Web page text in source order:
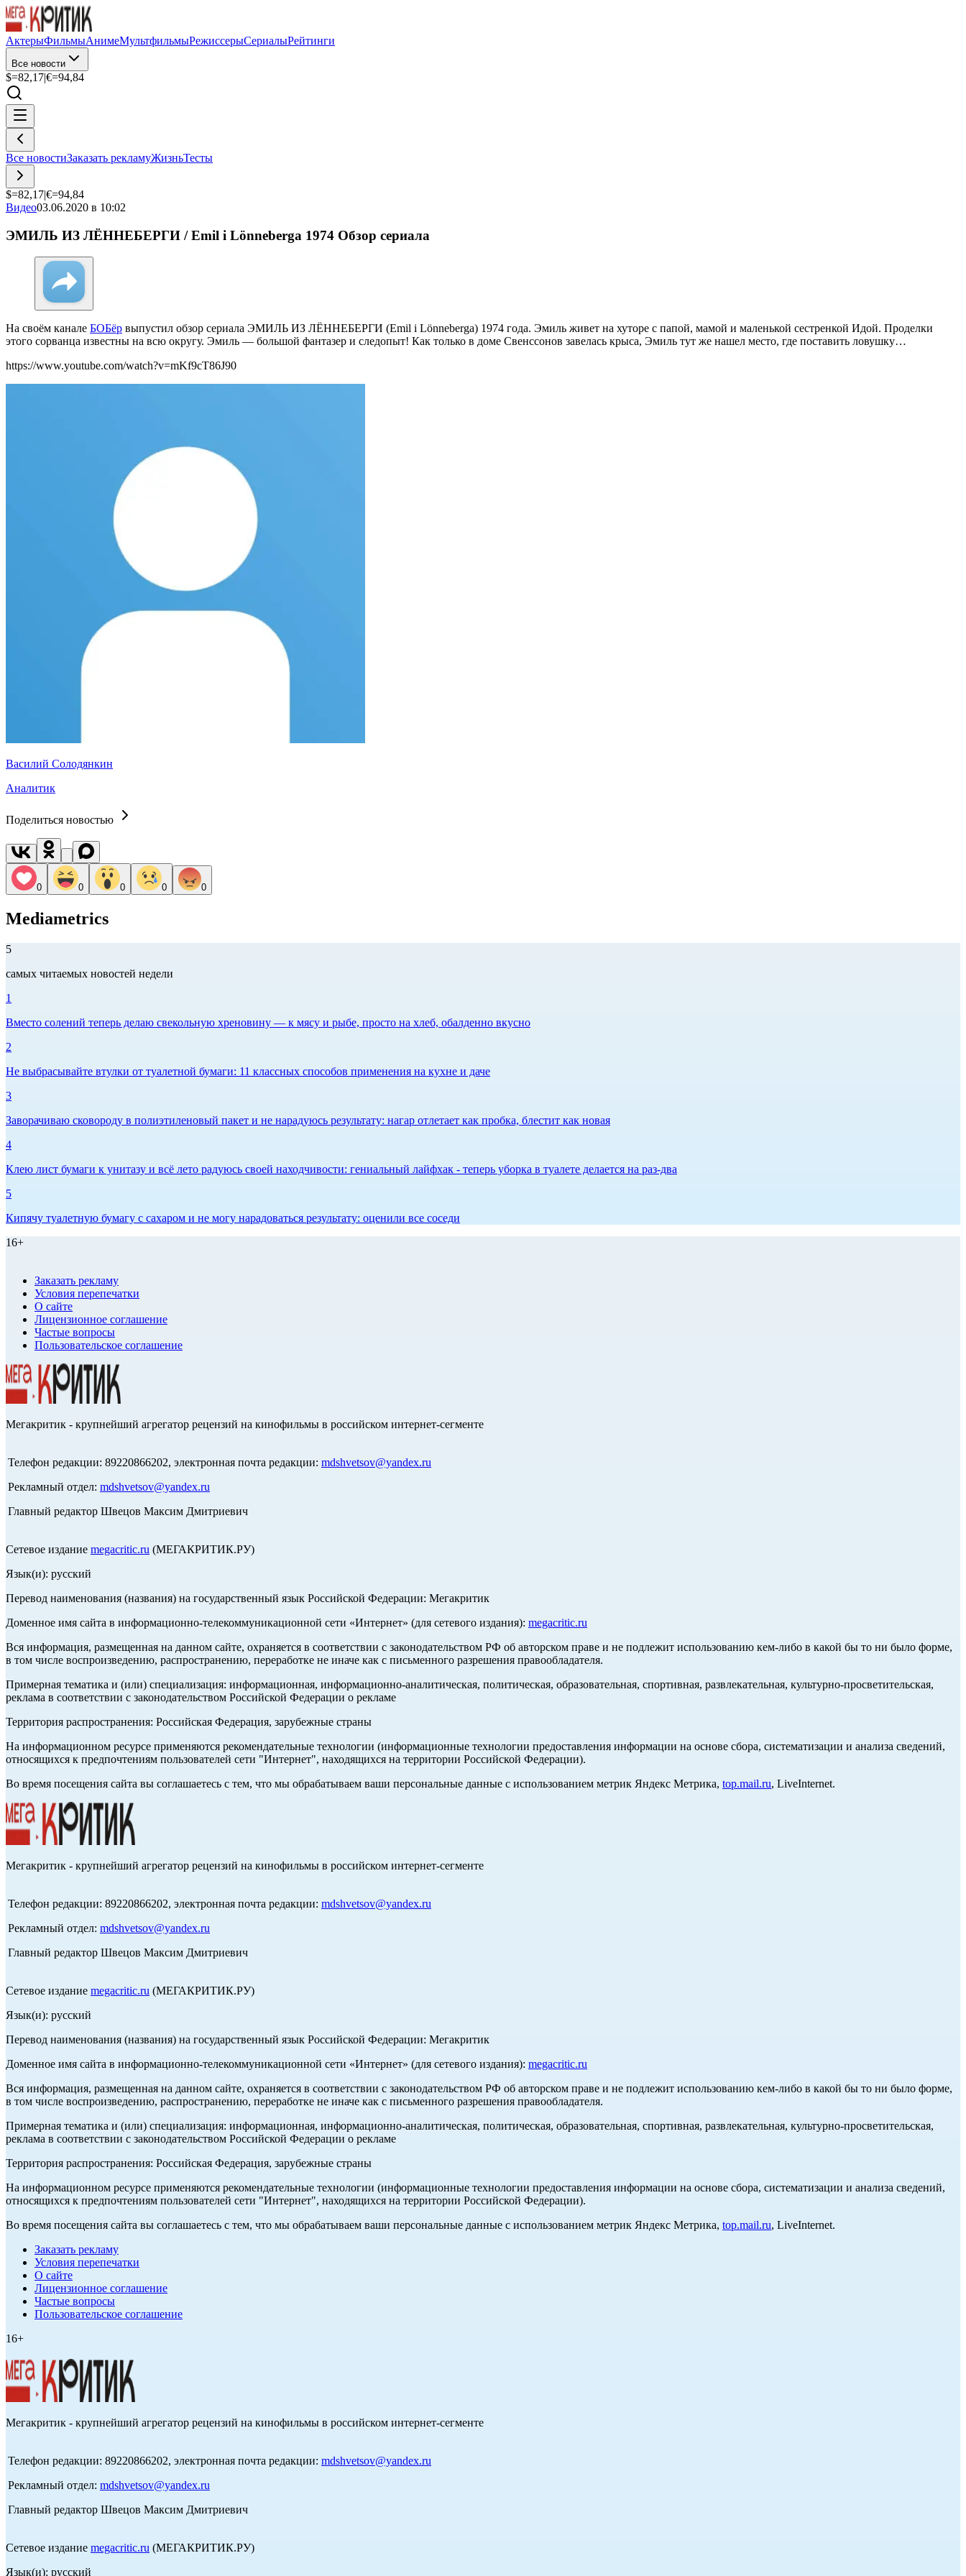
АктерыФильмыАнимеМультфильмыРежиссерыСериалыРейтинги
Все новости
$=82,17|€=94,84
Все новостиЗаказать рекламуЖизньТесты
$=82,17|€=94,84
Видео03.06.2020 в 10:02
ЭМИЛЬ ИЗ ЛЁННЕБЕРГИ / Emil i Lönneberga 1974 Обзор сериала
На своём канале БОБёр выпустил обзор сериала ЭМИЛЬ ИЗ ЛЁННЕБЕРГИ (Emil i Lönneberga) 1974 года. Эмиль живет на хуторе с папой, мамой и маленькой сестренкой Идой. Проделки
этого сорванца известны на всю округу. Эмиль — большой фантазер и следопыт! Как только в доме Свенссонов завелась крыса, Эмиль тут же нашел место, где поставить ловушку…
https://www.youtube.com/watch?v=mKf9cT86J90
Василий Солодянкин
Аналитик
Поделиться новостью
0 0 0 0 0
Mediametrics
5
самых читаемых новостей недели
1
Вместо солений теперь делаю свекольную хреновину — к мясу и рыбе, просто на хлеб, обалденно вкусно
2
Не выбрасывайте втулки от туалетной бумаги: 11 классных способов применения на кухне и даче
3
Заворачиваю сковороду в полиэтиленовый пакет и не нарадуюсь результату: нагар отлетает как пробка, блестит как новая
4
Клею лист бумаги к унитазу и всё лето радуюсь своей находчивости: гениальный лайфхак - теперь уборка в туалете делается на раз-два
5
Кипячу туалетную бумагу с сахаром и не могу нарадоваться результату: оценили все соседи
16+
Заказать рекламу
Условия перепечатки
О сайте
Лицензионное соглашение
Частые вопросы
Пользовательское соглашение
Мегакритик - крупнейший агрегатор рецензий на кинофильмы в российском интернет-сегменте
Телефон редакции: 89220866202, электронная почта редакции: mdshvetsov@yandex.ru
Рекламный отдел: mdshvetsov@yandex.ru
Главный редактор Швецов Максим Дмитриевич
Сетевое издание megacritic.ru (МЕГАКРИТИК.РУ)
Язык(и): русский
Перевод наименования (названия) на государственный язык Российской Федерации: Мегакритик
Доменное имя сайта в информационно-телекоммуникационной сети «Интернет» (для сетевого издания): megacritic.ru
Вся информация, размещенная на данном сайте, охраняется в соответствии с законодательством РФ об авторском праве и не подлежит использованию кем-либо в какой бы то ни было форме,
в том числе воспроизведению, распространению, переработке не иначе как с письменного разрешения правообладателя.
Примерная тематика и (или) специализация: информационная, информационно-аналитическая, политическая, образовательная, спортивная, развлекательная, культурно-просветительская,
реклама в соответствии с законодательством Российской Федерации о рекламе
Территория распространения: Российская Федерация, зарубежные страны
На информационном ресурсе применяются рекомендательные технологии (информационные технологии предоставления информации на основе сбора, систематизации и анализа сведений,
относящихся к предпочтениям пользователей сети "Интернет", находящихся на территории Российской Федерации).
Во время посещения сайта вы соглашаетесь с тем, что мы обрабатываем ваши персональные данные с использованием метрик Яндекс Метрика, top.mail.ru, LiveInternet.
Мегакритик - крупнейший агрегатор рецензий на кинофильмы в российском интернет-сегменте
Телефон редакции: 89220866202, электронная почта редакции: mdshvetsov@yandex.ru
Рекламный отдел: mdshvetsov@yandex.ru
Главный редактор Швецов Максим Дмитриевич
Сетевое издание megacritic.ru (МЕГАКРИТИК.РУ)
Язык(и): русский
Перевод наименования (названия) на государственный язык Российской Федерации: Мегакритик
Доменное имя сайта в информационно-телекоммуникационной сети «Интернет» (для сетевого издания): megacritic.ru
Вся информация, размещенная на данном сайте, охраняется в соответствии с законодательством РФ об авторском праве и не подлежит использованию кем-либо в какой бы то ни было форме,
в том числе воспроизведению, распространению, переработке не иначе как с письменного разрешения правообладателя.
Примерная тематика и (или) специализация: информационная, информационно-аналитическая, политическая, образовательная, спортивная, развлекательная, культурно-просветительская,
реклама в соответствии с законодательством Российской Федерации о рекламе
Территория распространения: Российская Федерация, зарубежные страны
На информационном ресурсе применяются рекомендательные технологии (информационные технологии предоставления информации на основе сбора, систематизации и анализа сведений,
относящихся к предпочтениям пользователей сети "Интернет", находящихся на территории Российской Федерации).
Во время посещения сайта вы соглашаетесь с тем, что мы обрабатываем ваши персональные данные с использованием метрик Яндекс Метрика, top.mail.ru, LiveInternet.
Заказать рекламу
Условия перепечатки
О сайте
Лицензионное соглашение
Частые вопросы
Пользовательское соглашение
16+
Мегакритик - крупнейший агрегатор рецензий на кинофильмы в российском интернет-сегменте
Телефон редакции: 89220866202, электронная почта редакции: mdshvetsov@yandex.ru
Рекламный отдел: mdshvetsov@yandex.ru
Главный редактор Швецов Максим Дмитриевич
Сетевое издание megacritic.ru (МЕГАКРИТИК.РУ)
Язык(и): русский